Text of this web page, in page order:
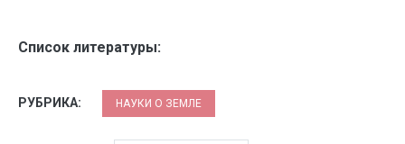
Список литературы:
РУБРИКА: НАУКИ О ЗЕМЛЕ